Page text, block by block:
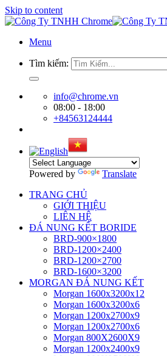
Skip to content
Menu
Tìm kiếm:
info@chrome.vn
08:00 - 18:00
+84563124444
Powered by
Translate
TRANG CHỦ
GIỚI THIỆU
LIÊN HỆ
ĐÁ NUNG KẾT BORIDE
BRD-900×1800
BRD-1200×2400
BRD-1200×2700
BRD-1600×3200
MORGAN ĐÁ NUNG KẾT
Morgan 1600x3200x12
Morgan 1600x3200x6
Morgan 1200x2700x9
Morgan 1200x2700x6
Morgan 800X2600X9
Morgan 1200x2400x9